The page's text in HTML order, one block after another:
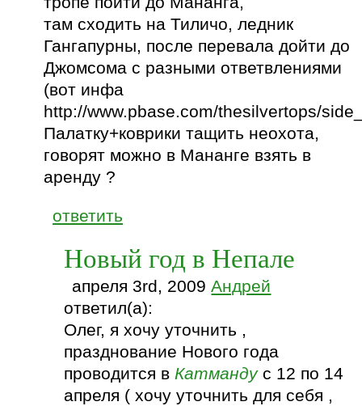
там сходить на Тиличо, ледник
Гангапурны, после перевала дойти до
Джомсома с разными ответвлениями
(вот инфа
http://www.pbase.com/thesilvertops/
Палатку+коврики тащить неохота,
говорят можно в Мананге взять в
аренду ?
ответить
Новый год в Непале
апреля 3rd, 2009Андрей
ответил(а):
Олег, я хочу уточнить ,
празднование Нового года
проводится вКатмандус 12 по 14
апреля ( хочу уточнить для себя ,